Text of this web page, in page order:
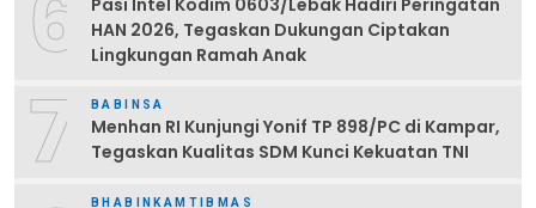
HAN 2026, Tegaskan Dukungan Ciptakan
Lingkungan Ramah Anak
7 BABINSA
Menhan RI Kunjungi Yonif TP 898/PC di Kampar,
Tegaskan Kualitas SDM Kunci Kekuatan TNI
BHABINKAMTIBMAS